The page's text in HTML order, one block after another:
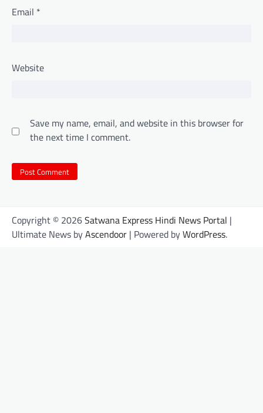
Email *
Website
Save my name, email, and website in this browser for
the next time I comment.
Copyright © 2026Satwana Express Hindi News Portal |
Ultimate News byAscendoor | Powered byWordPress.